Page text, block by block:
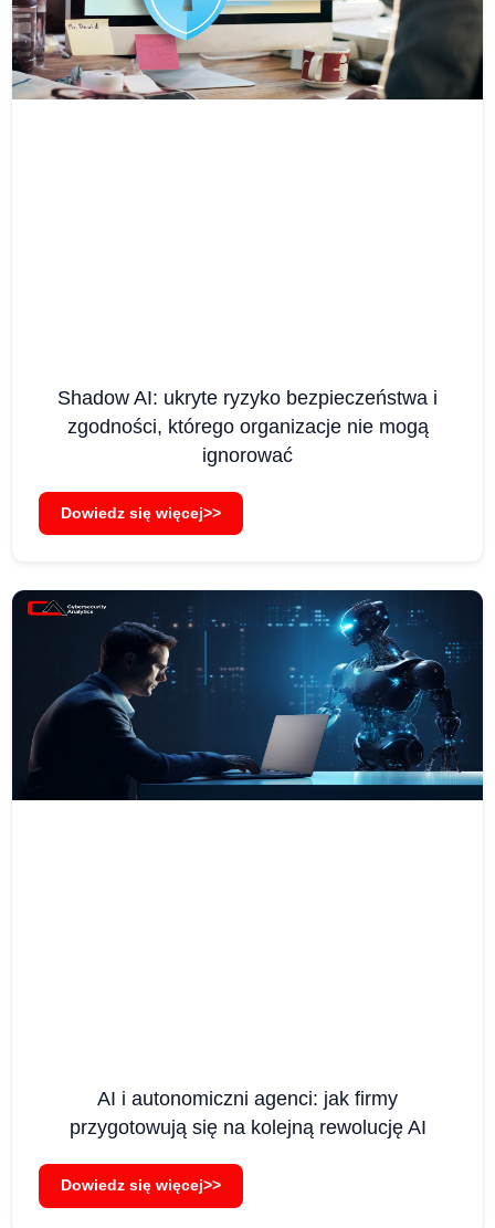
Shadow AI: ukryte ryzyko bezpieczeństwa i
zgodności, którego organizacje nie mogą
ignorować
Dowiedz się więcej>>
AI i autonomiczni agenci: jak firmy
przygotowują się na kolejną rewolucję AI
Dowiedz się więcej>>